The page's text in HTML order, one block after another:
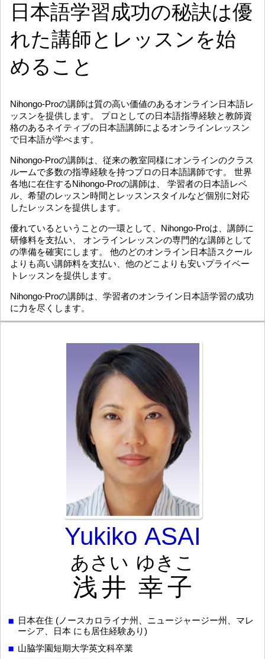
日本語学習成功の秘訣は優
れた講師とレッスンを始
めること
Nihongo-Proの講師は質の高い価値のあるオンライン日本語レ
ッスンを提供します。 プロとしての日本語指導経験と教師資
格のあるネイティブの日本語講師によるオンラインレッスン
で日本語が学べます。
Nihongo-Proの講師は、従来の教室同様にオンラインのクラス
ルームで多数の指導経験を持つプロの日本語講師です。 世界
各地に在住するNihongo-Proの講師は、 学習者の日本語レベ
ル、希望のレッスン時間とレッスンスタイルなど個別に対応
したレッスンを提供します。
優れているということの一環として、Nihongo-Proは、講師に
研修料を支払い、 オンラインレッスンの専門的な講師として
の準備を確実にします。 他のどのオンライン日本語スクール
よりも高い講師料を支払い、他のどこよりも安いプライベー
トレッスンを提供します。
Nihongo-Proの講師は、学習者のオンライン日本語学習の成功
に力を尽くします。
Yukiko ASAI
浅井
あさい
幸子
ゆきこ
日本在住 (ノースカロライナ州、ニュージャージー州、マレ
ーシア、日本 にも居住経験あり)
山脇学園短期大学英文科卒業